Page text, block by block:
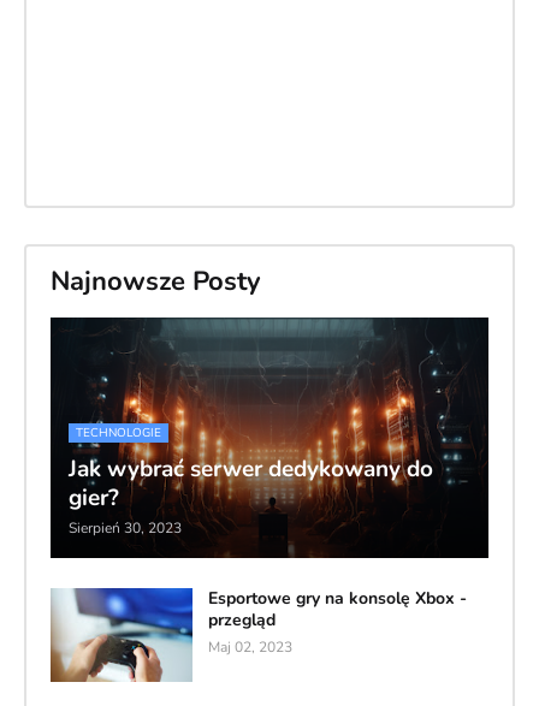
Najnowsze Posty
TECHNOLOGIE
Jak wybrać serwer dedykowany do
gier?
Sierpień 30, 2023
Esportowe gry na konsolę Xbox -
przegląd
Maj 02, 2023